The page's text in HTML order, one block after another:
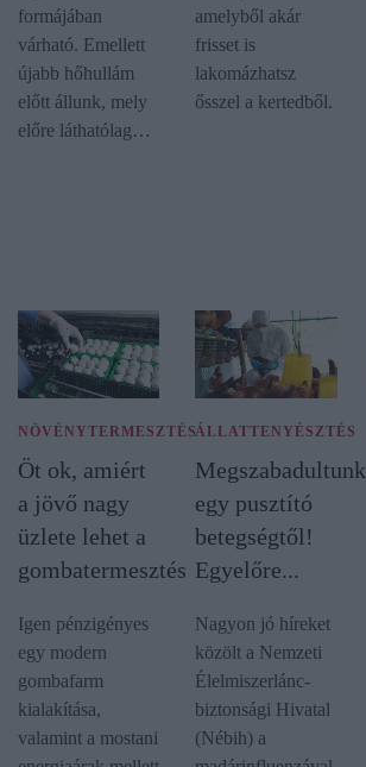
formájában
várható. Emellett
újabb hőhullám
előtt állunk, mely
előre láthatólag…
amelyből akár
frisset is
lakomázhatsz
ősszel a kertedből.
NÖVÉNYTERMESZTÉS
Öt ok, amiért
a jövő nagy
üzlete lehet a
gombatermesztés
Igen pénzigényes
egy modern
gombafarm
kialakítása,
valamint a mostani
ÁLLATTENYÉSZTÉS
Megszabadultunk
egy pusztító
betegségtől!
Egyelőre...
Nagyon jó híreket
közölt a Nemzeti
Élelmiszerlánc-
biztonsági Hivatal
(Nébih) a